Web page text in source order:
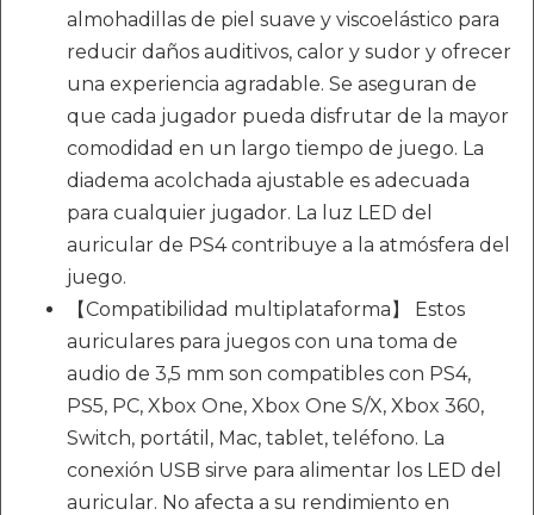
almohadillas de piel suave y viscoelástico para
reducir daños auditivos, calor y sudor y ofrecer
una experiencia agradable. Se aseguran de
que cada jugador pueda disfrutar de la mayor
comodidad en un largo tiempo de juego. La
diadema acolchada ajustable es adecuada
para cualquier jugador. La luz LED del
auricular de PS4 contribuye a la atmósfera del
juego.
【Compatibilidad multiplataforma】 Estos
auriculares para juegos con una toma de
audio de 3,5 mm son compatibles con PS4,
PS5, PC, Xbox One, Xbox One S/X, Xbox 360,
Switch, portátil, Mac, tablet, teléfono. La
conexión USB sirve para alimentar los LED del
auricular. No afecta a su rendimiento en